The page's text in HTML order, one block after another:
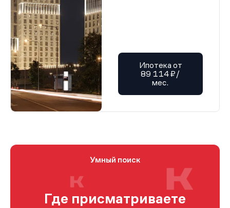
Ипотека от
89 114 ₽/
мес.
Умный поиск
Где присматриваете